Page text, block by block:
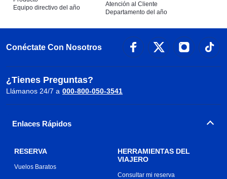
Equipo directivo del año
Atención al Cliente
Departamento del año
Conéctate Con Nosotros
¿Tienes Preguntas?
Llámanos 24/7 a 000-800-050-3541
Enlaces Rápidos
RESERVA
Vuelos Baratos
HERRAMIENTAS DEL
VIAJERO
Consultar mi reserva